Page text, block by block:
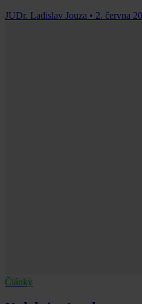
JUDr. Ladislav Jouza • 2. června
Články